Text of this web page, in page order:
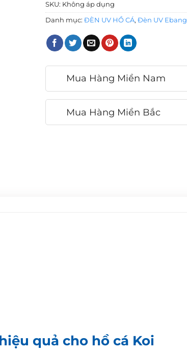
SKU: Không áp dụng
Danh mục: ĐÈN UV HỒ CÁ, Đèn UV Ebang
Mua Hàng Miền Nam
Mua Hàng Miền Bắc
quả cho hồ cá Koi